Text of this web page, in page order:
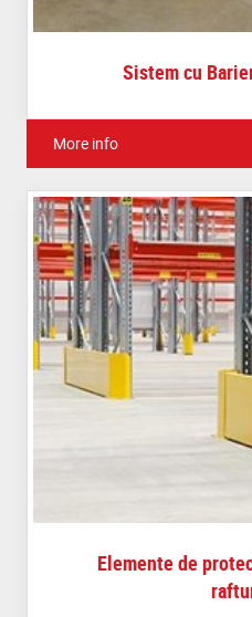
Sistem cu
More info
Elemente de